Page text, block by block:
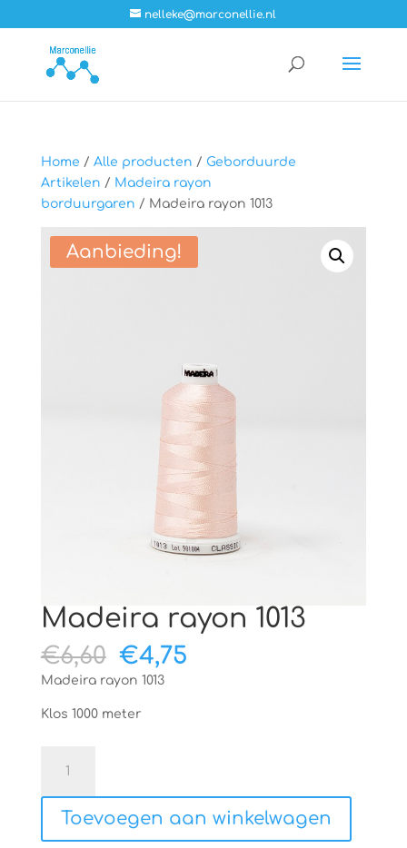
nelleke@marconellie.nl
Home / Alle producten / Geborduurde
Artikelen / Madeira rayon
borduurgaren / Madeira rayon 1013
Aanbieding!
Madeira rayon 1013
€6,60 Oorspronkelijke
prijs
€6,60.
€4,75Huidige
Madeira rayon 1013
Klos 1000 meter
rayon
1013
aantal
Toevoegen aan winkelwagen